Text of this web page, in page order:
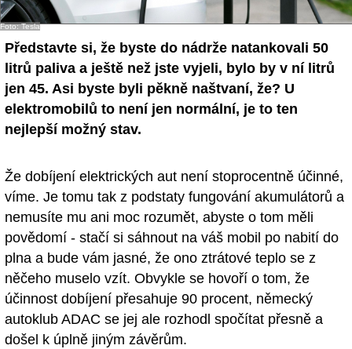
- Ostatní
Diskuzní fórum
Sledujte nás!
Foto: Tesla
Představte si, že byste do nádrže natankovali 50
litrů paliva a ještě než jste vyjeli, bylo by v ní litrů
jen 45. Asi byste byli pěkně naštvaní, že? U
elektromobilů to není jen normální, je to ten
nejlepší možný stav.
Že dobíjení elektrických aut není stoprocentně účinné,
víme. Je tomu tak z podstaty fungování akumulátorů a
nemusíte mu ani moc rozumět, abyste o tom měli
povědomí - stačí si sáhnout na váš mobil po nabití do
plna a bude vám jasné, že ono ztrátové teplo se z
něčeho muselo vzít. Obvykle se hovoří o tom, že
účinnost dobíjení přesahuje 90 procent, německý
autoklub ADAC se jej ale rozhodl spočítat přesně a
došel k úplně jiným závěrům.